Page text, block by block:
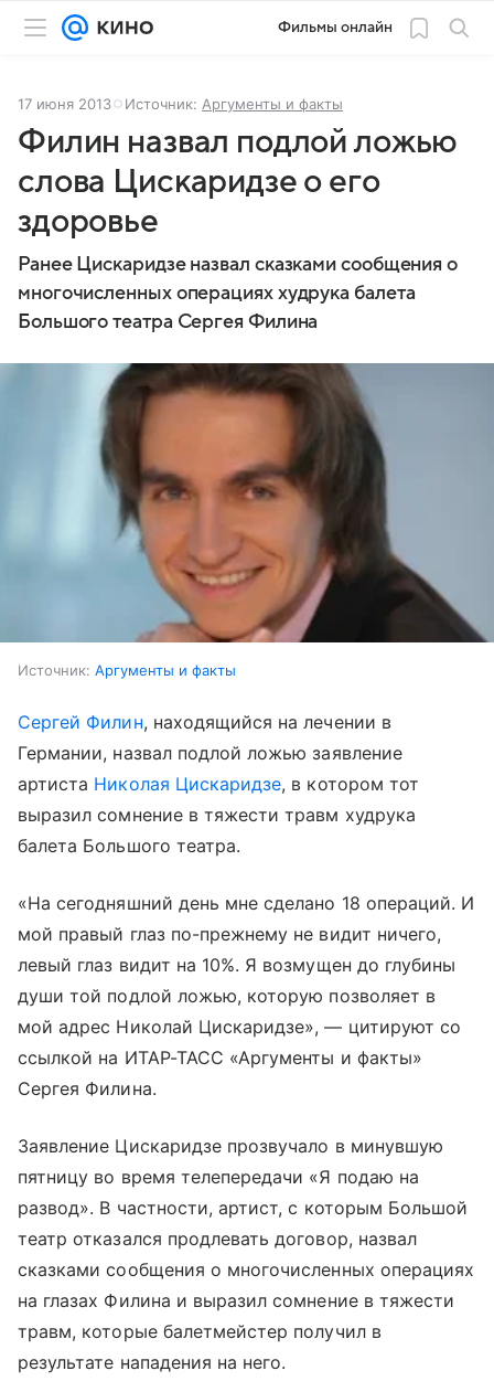
Фильмы онлайн
17 июня 2013 Источник: Аргументы и факты
Филин назвал подлой ложью
слова Цискаридзе о его
здоровье
Ранее Цискаридзе назвал сказками сообщения о
многочисленных операциях худрука балета
Большого театра Сергея Филина
Источник: Аргументы и факты
Сергей Филин, находящийся на лечении в
Германии, назвал подлой ложью заявление
артиста Николая Цискаридзе, в котором тот
выразил сомнение в тяжести травм худрука
балета Большого театра.
«На сегодняшний день мне сделано 18 операций. И
мой правый глаз по-прежнему не видит ничего,
левый глаз видит на 10%. Я возмущен до глубины
души той подлой ложью, которую позволяет в
мой адрес Николай Цискаридзе», — цитируют со
ссылкой на ИТАР-ТАСС «Аргументы и факты»
Сергея Филина.
Заявление Цискаридзе прозвучало в минувшую
пятницу во время телепередачи «Я подаю на
развод». В частности, артист, с которым Большой
театр отказался продлевать договор, назвал
сказками сообщения о многочисленных операциях
на глазах Филина и выразил сомнение в тяжести
травм, которые балетмейстер получил в
результате нападения на него.